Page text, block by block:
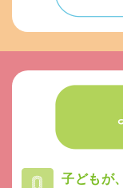
子どもが